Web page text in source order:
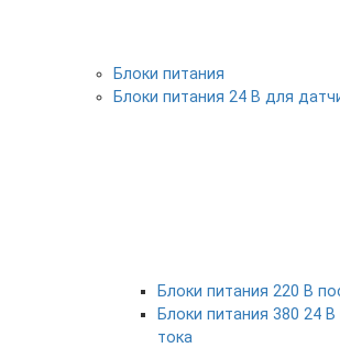
Блоки питания
Блоки питания 24 В для
Блоки питания 220 В
Блоки питания 380 24
тока